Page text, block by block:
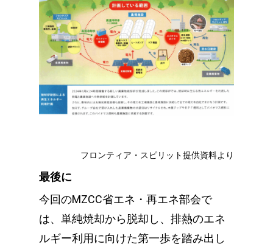
フロンティア・スピリット提供資料より
最後に
今回のMZCC省エネ・再エネ部会で
は、単純焼却から脱却し、排熱のエネ
ルギー利用に向けた第一歩を踏み出し